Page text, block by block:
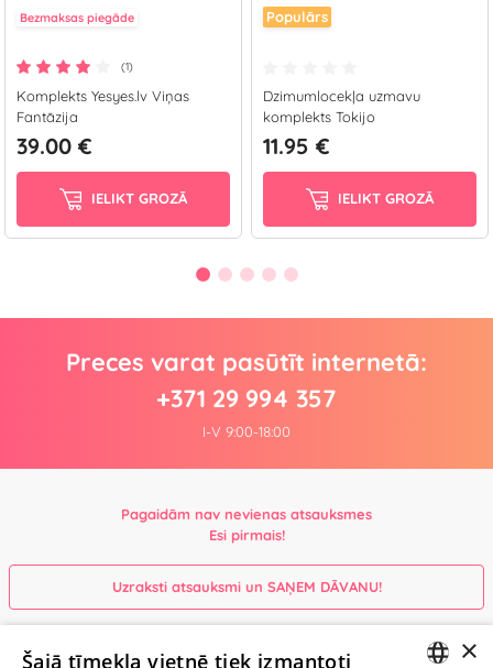
Bezmaksas piegāde
(1)
Komplekts Yesyes.lv Viņas
Fantāzija
39.00 €
IELIKT GROZĀ
Populārs
Dzimumlocekļa uzmavu
komplekts Tokijo
11.95 €
IELIKT GROZĀ
Preces varat pasūtīt internetā:
+371 29 994 357
I-V 9:00-18:00
Pagaidām nav nevienas atsauksmes
Esi pirmais!
Uzraksti atsauksmi un SAŅEM DĀVANU!
Ievērībai: Yesyes.lv satur atklātu seksuālu informāciju un attēlus. Lietot
×
Šajā tīmekļa vietnē tiek izmantoti